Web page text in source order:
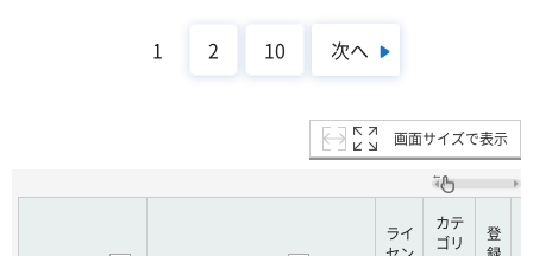
1 2 10 次へ
画面サイズで表示
ライ
カテ
ゴリ
登